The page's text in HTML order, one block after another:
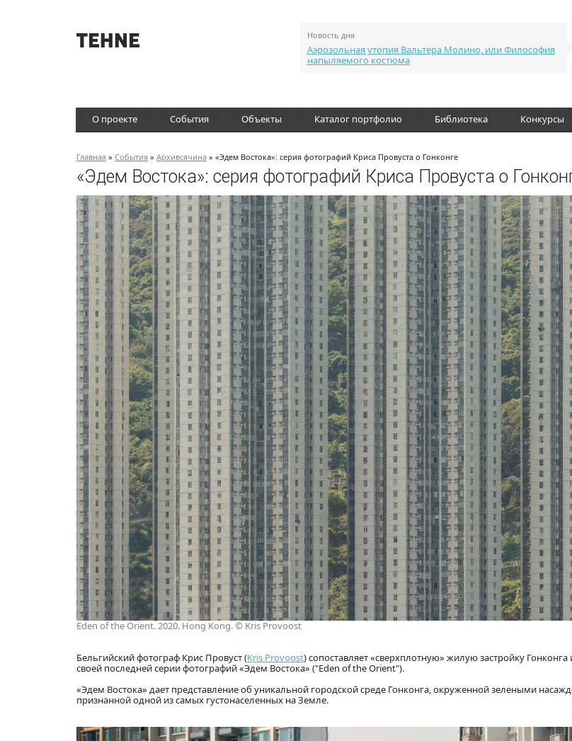
Новость дня
Аэрозольная утопия Вальтера Молино, или Философия
напыляемого костюма
О проекте События Объекты Каталог портфолио Библиотека Конкурсы
Главная » События » Архивсячина » «Эдем Востока»: серия фотографий Криса Провуста о Гонконге
«Эдем Востока»: серия фотографий Криса Провуста о
Eden of the Orient. 2020. Hong Kong. © Kris Provoost
Бельгийский фотограф Крис Провуст (Kris Provoost) сопоставляет «сверхплотную» жилую застройку
своей последней серии фотографий «Эдем Востока» ("Eden of the Orient").
«Эдем Востока» дает представление об уникальной городской среде Гонконга, окруженной зелеными
признанной одной из самых густонаселенных на Земле.